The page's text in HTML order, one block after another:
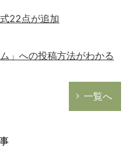
22点が追加
」への投稿方法がわかる
一覧へ